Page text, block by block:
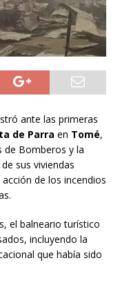
ante las primeras
de Parra en Tomé,
de Bomberos y la
sus viviendas
de los incendios
el balneario turístico
incluyendo la
que había sido